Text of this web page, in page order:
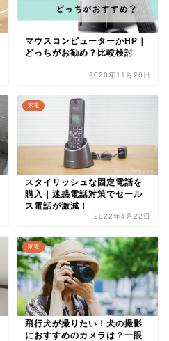
マウスコンピューターかHP｜
どっちがお勧め？比較検討
2020年11月26日
家電
スタイリッシュな固定電話を
購入｜迷惑電話対策でセール
ス電話が激減！
2022年4月22日
家電
飛行犬が撮りたい！犬の撮影
におすすめのカメラは？一眼